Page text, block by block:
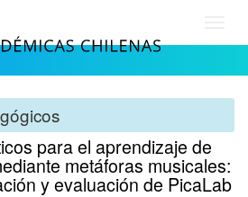
para el aprendizaje de
metáforas musicales:
y evaluación de PicaLab